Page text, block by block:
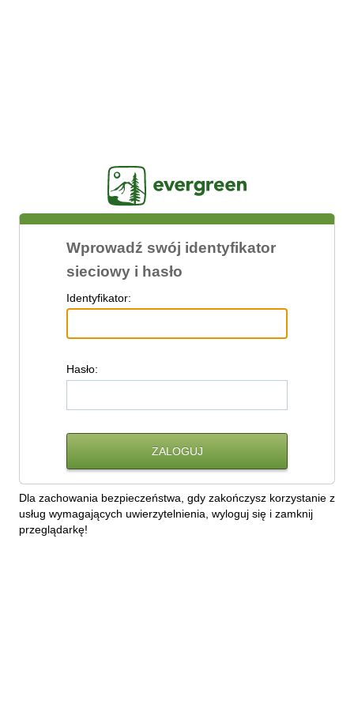
Wprowadź swój identyfikator
sieciowy i hasło
Identyfikator:
Hasło:
Dla zachowania bezpieczeństwa, gdy zakończysz korzystanie z
usług wymagających uwierzytelnienia, wyloguj się i zamknij
przeglądarkę!